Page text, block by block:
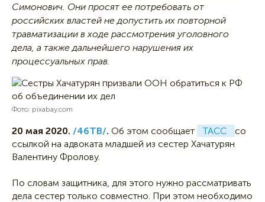
Симонович. Они просят ее потребовать от
российских властей не допустить их повторной
травматизации в ходе рассмотрения уголовного
дела, а также дальнейшего нарушения их
процессуальных прав.
Фото: pixabay.com
20 мая 2020. /46ТВ/. Об этом сообщает ТАСС
со
ссылкой на адвоката младшей из сестер Хачатурян
Валентину Фролову.
По словам защитника, для этого нужно рассматривать
дела сестер только совместно. При этом необходимо